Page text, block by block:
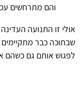
והם מתרחשים
אולי זו התנועה
שבתוכה כבר מתקיימים
לפגוש אותם גם כשהם